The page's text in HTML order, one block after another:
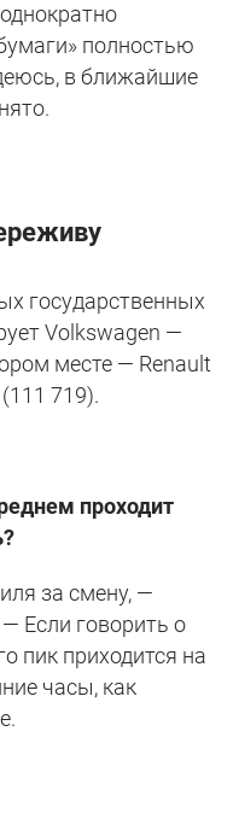
полностью
в ближайшие
государственных
Volkswagen —
месте — Renault
719).
проходит
за смену, —
Если говорить о
пик приходится на
часы, как